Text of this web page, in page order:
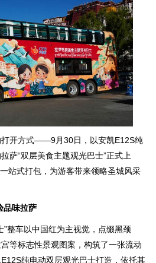
打开方式——9月30日，以安凯E12S纯
萨“双层美食主题观光巴士”正式上
站式打包，为游客带来领略圣城风采
品味拉萨
”整车以中国红为主视觉，点缀黑颈
等标志性景观图案，构筑了一张流动
纯电动双层观光巴士打造，依托其